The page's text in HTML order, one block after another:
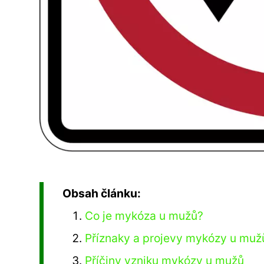
Obsah článku:
Co je mykóza u mužů?
Příznaky a projevy mykózy u
Příčiny vzniku mykózy u mužů